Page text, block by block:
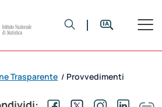
Trasparente / Provvedimenti